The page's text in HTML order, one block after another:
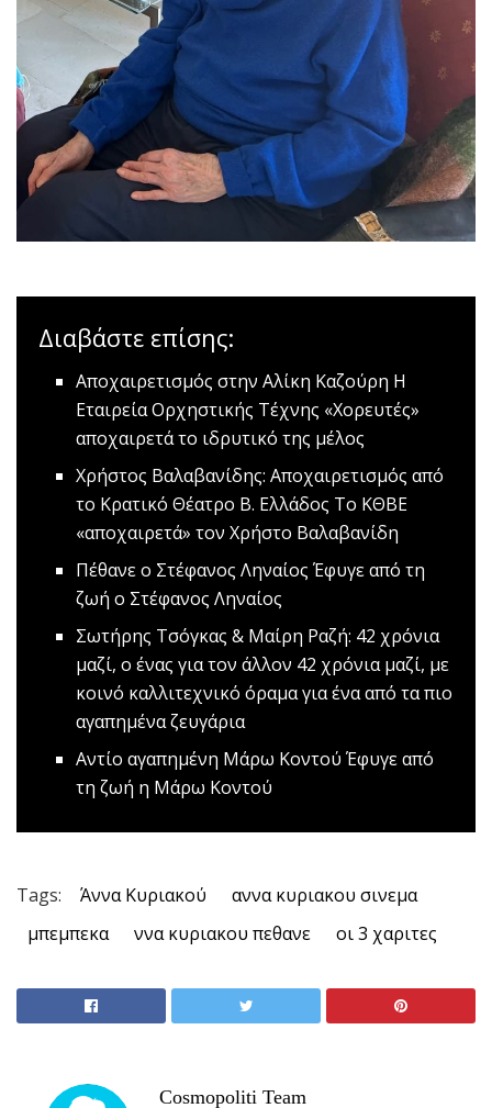
Διαβάστε επίσης:
Aποχαιρετισμός στην Αλίκη Καζούρη Η
Εταιρεία Ορχηστικής Τέχνης «Χορευτές»
αποχαιρετά το ιδρυτικό της μέλος
Χρήστος Βαλαβανίδης: Aποχαιρετισμός από
το Κρατικό Θέατρο Β. Ελλάδος Το ΚΘΒΕ
«αποχαιρετά» τον Χρήστο Βαλαβανίδη
Πέθανε ο Στέφανος Ληναίος Έφυγε από τη
ζωή ο Στέφανος Ληναίος
Σωτήρης Τσόγκας & Μαίρη Ραζή: 42 χρόνια
μαζί, ο ένας για τον άλλον 42 χρόνια μαζί, με
κοινό καλλιτεχνικό όραμα για ένα από τα πιο
αγαπημένα ζευγάρια
Αντίο αγαπημένη Μάρω Κοντού Έφυγε από
τη ζωή η Μάρω Κοντού
Tags: Άννα Κυριακού
αννα κυριακου σινεμα
μπεμπεκα
ννα κυριακου πεθανε οι 3 χαριτες
Cosmopoliti Team